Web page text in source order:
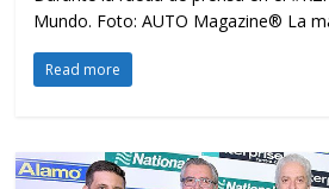
Mundo. Foto: AUTO Magazine® La
Read more